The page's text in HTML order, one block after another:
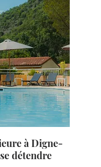
à Digne-
détendre